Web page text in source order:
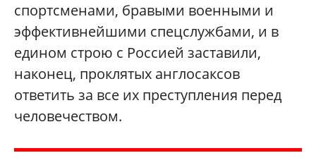
спортсменами, бравыми военными и
эффективнейшими спецслужбами, и в
едином строю с Россией заставили,
наконец, проклятых англосаксов
ответить за все их преступления перед
человечеством.